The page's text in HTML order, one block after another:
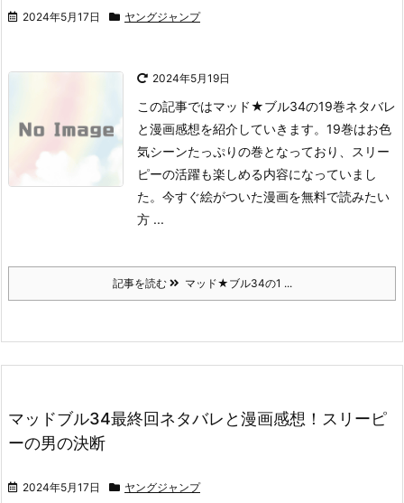
2024年5月17日 ヤングジャンプ
2024年5月19日
この記事ではマッド★ブル34の19巻ネタバレ
と漫画感想を紹介していきます。 19巻はお色
気シーンたっぷりの巻となっており、スリー
ピーの活躍も楽しめる内容になっていまし
た。 今すぐ絵がついた漫画を無料で読みたい
方 ...
記事を読む マッド★ブル34の1 ...
マッドブル34最終回ネタバレと漫画感想！スリーピ
ーの男の決断
2024年5月17日 ヤングジャンプ